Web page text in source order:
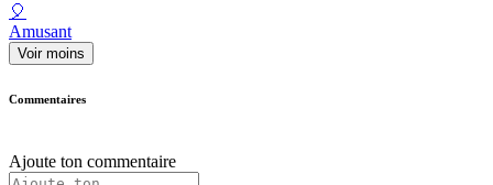
🎈
Amusant
Voir moins
Commentaires
Ajoute ton commentaire